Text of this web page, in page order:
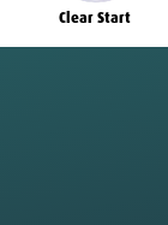
Clear Start